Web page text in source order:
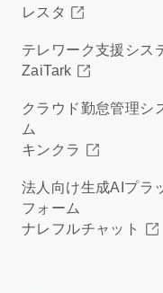
レスタ
テレワーク支援シス
ZaiTark
クラウド勤怠管理シ
ム
キンクラ
法人向け生成AIプラ
フォーム
ナレフルチャット